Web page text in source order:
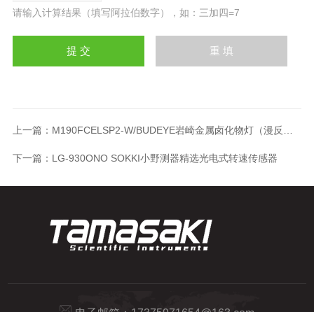
请输入计算结果（填写阿拉伯数字），如：三加四=7
上一篇： M190FCELSP2-W/BUDEYE岩崎金属卤化物灯（漫反射型）190瓦
下一篇： LG-930ONO SOKKI小野测器精选光电式转速传感器